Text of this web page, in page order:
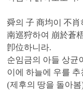
舜의 子 商均이 不
南巡狩하여 崩於蒼
卽位하니라.
순임금의 아들 상균
이에 하늘에 우를
(제후의 땅을 돌아